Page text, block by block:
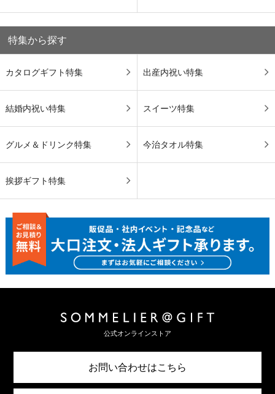
特集から探す
カタログギフト特集 出産内祝い特集
結婚内祝い特集 スイーツ特集
グルメ＆ドリンク特集 今治タオル特集
挨拶ギフト特集
公式オンラインストア
お問い合わせはこちら